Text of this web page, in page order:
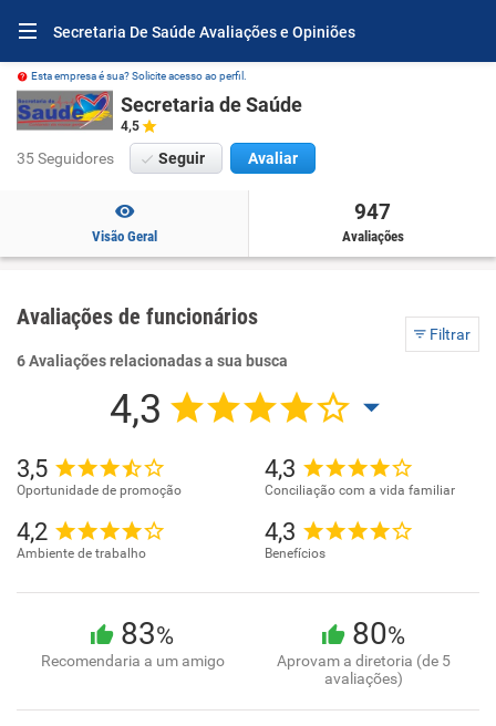
Secretaria De Saúde Avaliações e Opiniões
Esta empresa é sua? Solicite acesso ao perfil.
Secretaria de Saúde
4,5
35 Seguidores Seguir Avaliar
Visão Geral
947
Avaliações
Avaliações de funcionários
Filtrar
6 Avaliações relacionadas a sua busca
4,3
3,5
Oportunidade de promoção
4,3
Conciliação com a vida familiar
4,2
Ambiente de trabalho
4,3
Benefícios
83%
Recomendaria a um amigo
80%
Aprovam a diretoria (de 5
avaliações)